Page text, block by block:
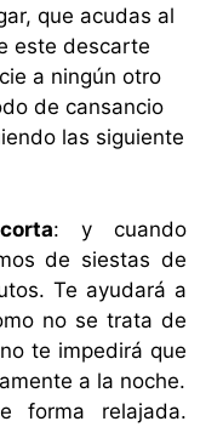
que acudas al
este descarte
a ningún otro
de cansancio
las siguiente
: y cuando
de siestas de
Te ayudará a
no se trata de
te impedirá que
a la noche.
forma relajada.